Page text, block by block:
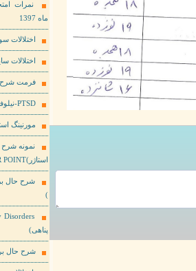
نمرات
ماه 1397
اختلالات
اختلالات
فرمت شرح
PTSD-نیلوفر فخرالدین
مورنینگ
نمونه
استاژر)POWER POINT
شرح حال
)
پناهی)
شرح حال